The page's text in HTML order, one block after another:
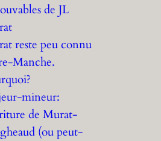
de JL
reste peu connu
Manche.
mineur:
de Murat-
(ou peut-